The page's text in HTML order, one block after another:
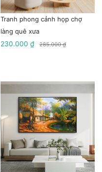
Tranh phong cảnh họp chợ
làng quê xưa
230.000 ₫ 285.000 ₫